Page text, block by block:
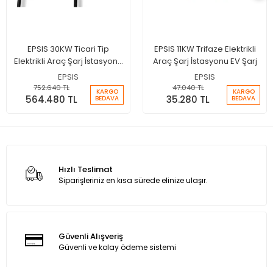
EPSIS 30KW Ticari Tip
Elektrikli Araç Şarj İstasyonu
EV Şarj
EPSIS
752.640 TL
564.480 TL
KARGO
BEDAVA
EPSIS 11KW Trifaze Elektrikli
Araç Şarj İstasyonu EV Şarj
EPSIS
47.040 TL
35.280 TL
KARGO
BEDAVA
Hızlı Teslimat
Siparişleriniz en kısa sürede elinize ulaşır.
Güvenli Alışveriş
Güvenli ve kolay ödeme sistemi